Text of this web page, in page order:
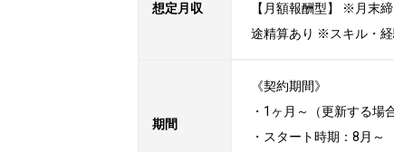
想定月収
【月額報酬型】 ※月末
途精算あり ※スキル・
期間
《契約期間》
・1ヶ月～（更新する場
・スタート時期：8月～